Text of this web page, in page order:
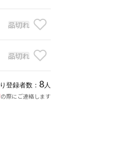
品切れ
品切れ
登録者数： 8 人
の際にご連絡します